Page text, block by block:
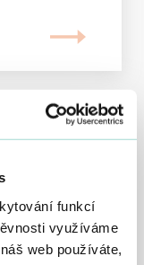
funkcí
využíváme
web používáte,
úřad